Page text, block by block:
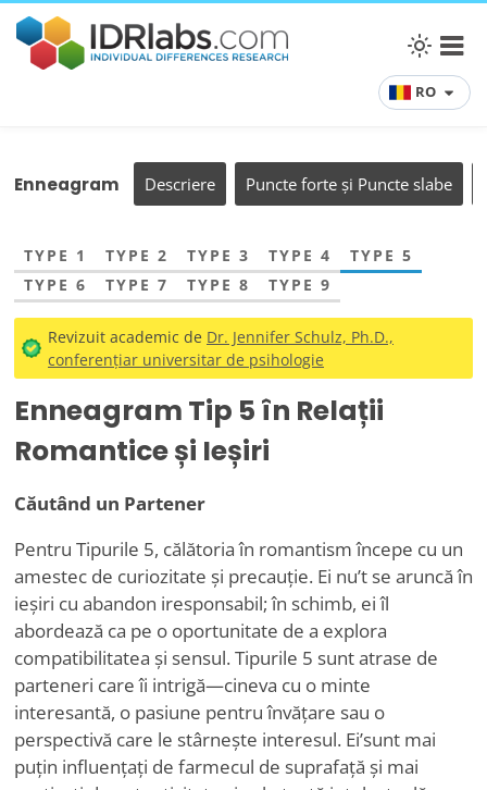
RO
Enneagram Descriere Puncte forte și Puncte slabe
TYPE 1 TYPE 2 TYPE 3 TYPE 4
TYPE 5
TYPE 6
TYPE 7 TYPE 8 TYPE 9
Revizuit academic de Dr. Jennifer Schulz, Ph.D.,
conferențiar universitar de psihologie
Enneagram Tip 5 în Relații
Romantice și Ieșiri
Căutând un Partener
Pentru Tipurile 5, călătoria în romantism începe cu un
amestec de curiozitate și precauție. Ei nu’t se aruncă în
ieșiri cu abandon iresponsabil; în schimb, ei îl
abordează ca pe o oportunitate de a explora
compatibilitatea și sensul. Tipurile 5 sunt atrase de
parteneri care îi intrigă—cineva cu o minte
interesantă, o pasiune pentru învățare sau o
perspectivă care le stârnește interesul. Ei’sunt mai
puțin influențați de farmecul de suprafață și mai